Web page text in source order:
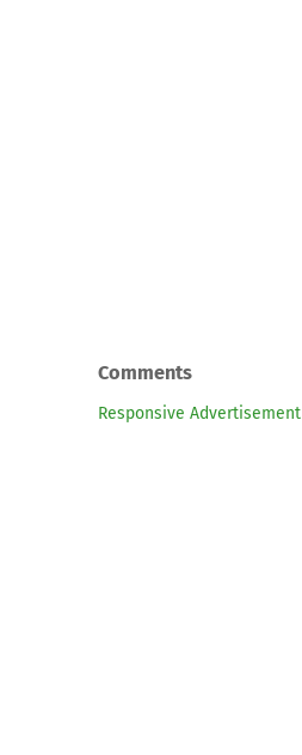
Comments
Responsive Advertisement